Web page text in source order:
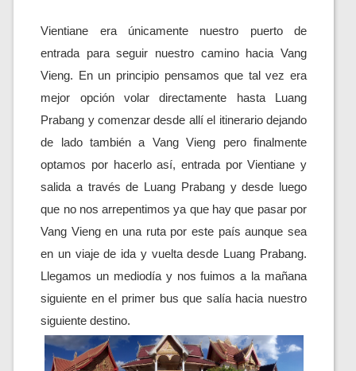
Vientiane era únicamente nuestro puerto de
entrada para seguir nuestro camino hacia Vang
Vieng. En un principio pensamos que tal vez era
mejor opción volar directamente hasta Luang
Prabang y comenzar desde allí el itinerario dejando
de lado también a Vang Vieng pero finalmente
optamos por hacerlo así, entrada por Vientiane y
salida a través de Luang Prabang y desde luego
que no nos arrepentimos ya que hay que pasar por
Vang Vieng en una ruta por este país aunque sea
en un viaje de ida y vuelta desde Luang Prabang.
Llegamos un mediodía y nos fuimos a la mañana
siguiente en el primer bus que salía hacia nuestro
siguiente destino.